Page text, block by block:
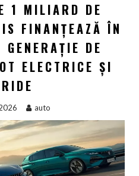
1 MILIARD DE
FINANȚEAZĂ ÎN
DE
ELECTRICE ȘI
auto